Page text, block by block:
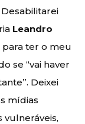
Leandro
para ter o meu
se “vai haver
Deixei
mídias
vulneráveis,